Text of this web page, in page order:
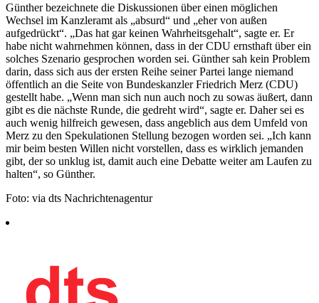
Günther bezeichnete die Diskussionen über einen möglichen
Wechsel im Kanzleramt als „absurd“ und „eher von außen
aufgedrückt“. „Das hat gar keinen Wahrheitsgehalt“, sagte er. Er
habe nicht wahrnehmen können, dass in der CDU ernsthaft über ein
solches Szenario gesprochen worden sei. Günther sah kein Problem
darin, dass sich aus der ersten Reihe seiner Partei lange niemand
öffentlich an die Seite von Bundeskanzler Friedrich Merz (CDU)
gestellt habe. „Wenn man sich nun auch noch zu sowas äußert, dann
gibt es die nächste Runde, die gedreht wird“, sagte er. Daher sei es
auch wenig hilfreich gewesen, dass angeblich aus dem Umfeld von
Merz zu den Spekulationen Stellung bezogen worden sei. „Ich kann
mir beim besten Willen nicht vorstellen, dass es wirklich jemanden
gibt, der so unklug ist, damit auch eine Debatte weiter am Laufen zu
halten“, so Günther.
Foto: via dts Nachrichtenagentur